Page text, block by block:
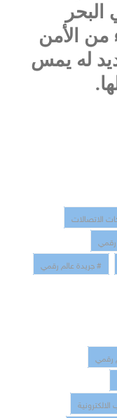
البحر
من الأمن
له يمس
الاتصالات
# جريدة عالم رقمي
الالكترونية